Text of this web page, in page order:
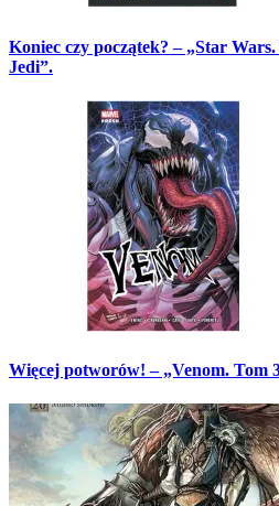
Koniec czy początek? – „Star
Jedi”.
Więcej potworów! – „Venom. Tom